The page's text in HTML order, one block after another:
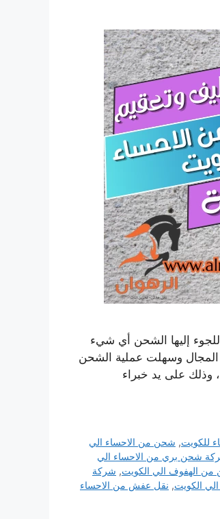
إليها الشحن أي شيء
المجال وسهلت عملية الشحن
وذلك على يد خبراء
للكويت, شحن من الاحساء الي
شحن بري من الاحساء الي
الهفوف الي الكويت, شركة
الكويت, نقل عفش من الاحساء